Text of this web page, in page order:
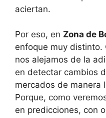
aciertan.
Por eso, en Zona de
enfoque muy distinto.
nos alejamos de la
en detectar cambios
mercados de manera
Porque, como
en predicciones, con